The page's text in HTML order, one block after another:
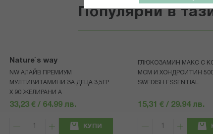
Популярни в
Nature`s way
NW АЛАЙВ ПРЕМИУМ
МУЛТИВИТАМИНИ ЗА ДЕЦА 3,5ГР.
Х 90 ЖЕЛИРАНИ A
33,23 € / 64.99 лв.
КУПИ
ГЛЮКОЗАМИН МАКС С
МСМ И ХОНДРОИТИН
SWEDISH ESSENTIAL
15,31 € / 29.94 лв.